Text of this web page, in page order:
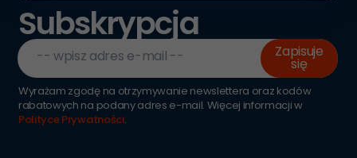
Subskrypcja
-- wpisz adres e-mail -- Zapisuje
się
Wyrażam zgodę na otrzymywanie newslettera oraz kodów
rabatowych na podany adres e-mail. Więcej informacji w
Polityce Prywatności.